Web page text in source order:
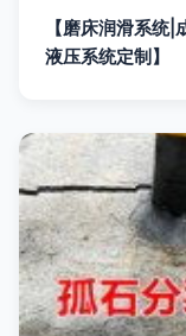
【磨床润滑系统
液压系统定制】